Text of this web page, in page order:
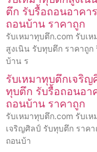
ตึก รับรื้อถอนอาคา
ถอนบ้าน ราคาถูก
รับเหมาทุบตึก.com รับเ
สูงเนิน รับทุบตึก ราคาถูก
บ้าน ร
รับเหมาทุบตึกเจริญ
ทุบตึก รับรื้อถอนอา
ถอนบ้าน ราคาถูก
รับเหมาทุบตึก.com รับเ
เจริญศิลป์ รับทุบตึก ราคา
ถอนบ้า